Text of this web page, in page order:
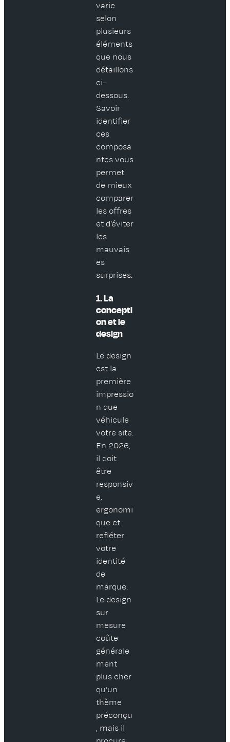
varie
selon
plusieurs
éléments
que nous
détaillons
ci-
dessous.
Savoir
identifier
ces
composa
ntes vous
permet
de mieux
comparer
les offres
et d’éviter
les
mauvais
es
surprises.
1. La
concepti
on et le
design
Le design
est la
première
impressio
n que
véhicule
votre site.
En 2026,
il doit
être
responsiv
e,
ergonomi
que et
refléter
votre
identité
de
marque.
Le design
sur
mesure
coûte
générale
ment
plus cher
qu’un
thème
préconçu
, mais il